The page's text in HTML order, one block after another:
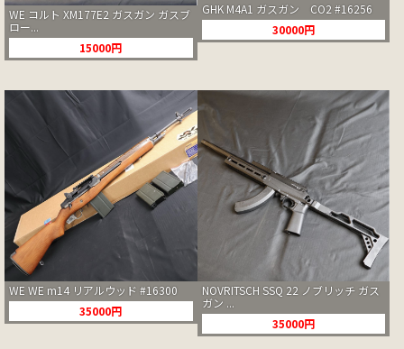
WE コルト XM177E2 ガスガン ガスブ
ロー...
15000円
GHK M4A1 ガスガン CO2 #16256
30000円
WE WE m14 リアルウッド #16300
35000円
NOVRITSCH SSQ 22 ノブリッチ ガス
ガン ...
35000円